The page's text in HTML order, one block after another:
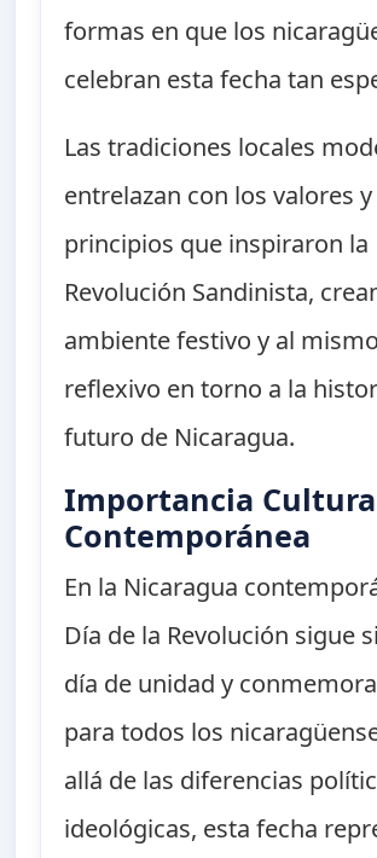
formas en que los
celebran esta fecha tan
Las tradiciones locales
entrelazan con los valores y
principios que inspiraron la
Revolución Sandinista,
ambiente festivo y al
reflexivo en torno a la
futuro de Nicaragua.
Importancia
Contemporánea
En la Nicaragua
Día de la Revolución sigue
día de unidad y
para todos los
allá de las diferencias
ideológicas, esta fecha